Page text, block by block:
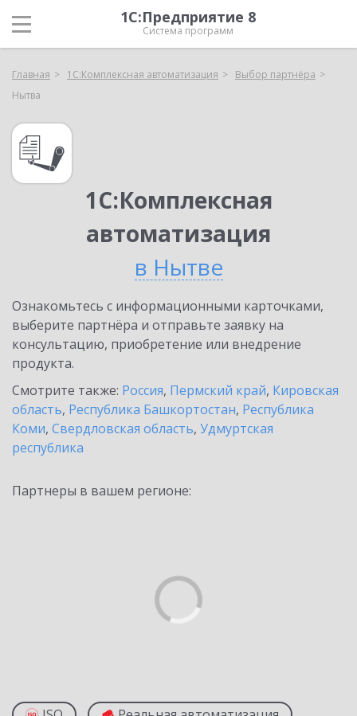
1С:Предприятие 8
Система программ
Главная 1С:Комплексная автоматизация
Выбор партнёра
Нытва
1С:Комплексная
автоматизация
в Нытве
Ознакомьтесь с информационными карточками,
выберите партнёра и отправьте заявку на
консультацию, приобретение или внедрение
продукта.
Смотрите также: Россия, Пермский край, Кировская
область, Республика Башкортостан, Республика
Коми, Свердловская область, Удмуртская
республика
Партнеры в вашем регионе: